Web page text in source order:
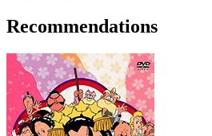
Recommendations